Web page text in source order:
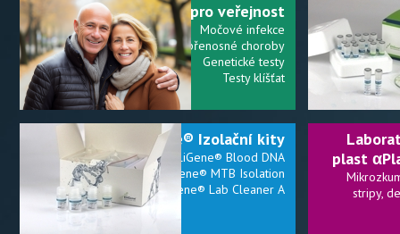
Služby pro veřejnost
Močové infekce
Pohlavně přenosné choroby
Genetické testy
Testy klíšťat
EliGene® Izolační kity
EliGene® Blood DNA
EliGene® MTB Isolation
EliGene® Lab Cleaner A
plast
stripy,